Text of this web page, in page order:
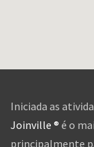
Iniciada as
Joinville ® é o
principalmente